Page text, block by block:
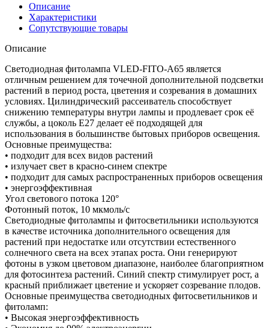
Описание
Характеристики
Сопутствующие товары
Описание
Светодиодная фитолампа VLED-FITO-A65 является
отличным решением для точечной дополнительной подсветки
растений в период роста, цветения и созревания в домашних
условиях. Цилиндрический рассеиватель способствует
снижению температуры внутри лампы и продлевает срок её
службы, а цоколь E27 делает её подходящей для
использования в большинстве бытовых приборов освещения.
Основные преимущества:
• подходит для всех видов растений
• излучает свет в красно-синем спектре
• подходит для самых распространенных приборов освещения
• энергоэффективная
Угол светового потока 120°
Фотонный поток, 10 мкмоль/с
Светодиодные фитолампы и фитосветильники используются
в качестве источника дополнительного освещения для
растений при недостатке или отсутствии естественного
солнечного света на всех этапах роста. Они генерируют
фотоны в узком цветовом диапазоне, наиболее благоприятном
для фотосинтеза растений. Синий спектр стимулирует рост, а
красный приближает цветение и ускоряет созревание плодов.
Основные преимущества светодиодных фитосветильников и
фитоламп:
• Высокая энергоэффективность